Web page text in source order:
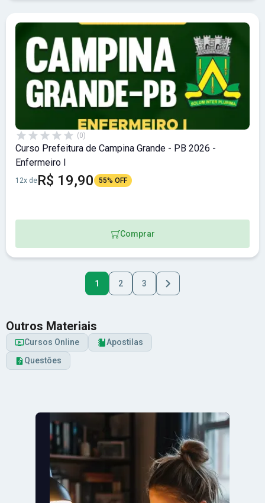
(0)
Curso Prefeitura de Campina Grande - PB 2026 -
Enfermeiro I
12x deR$ 19,90 55% OFF
Comprar
1 2 3
Outros Materiais
Cursos Online
Apostilas
Questões